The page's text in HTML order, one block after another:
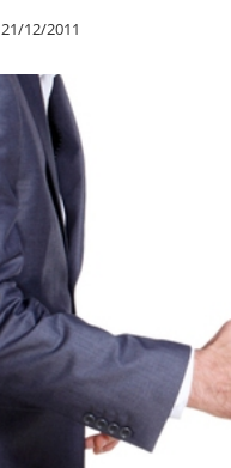
21/12/2011